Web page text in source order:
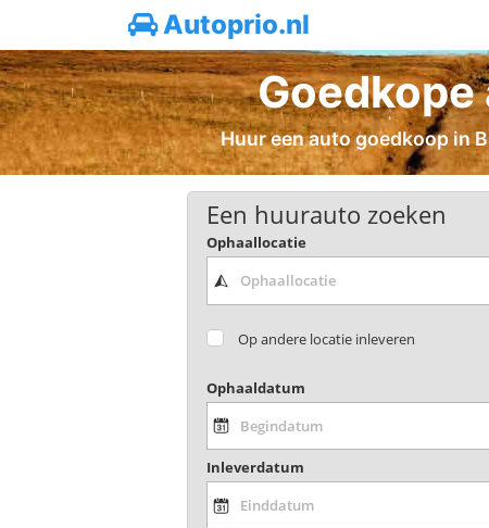
Autoprio.nl
Huur een auto goedkoop in
Een huurauto zoeken
Ophaallocatie
Op andere locatie inleveren
Ophaaldatum
Inleverdatum